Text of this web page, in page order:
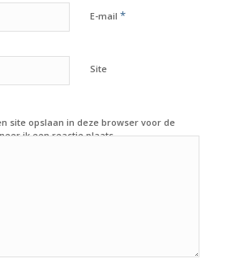
E-mail *
Site
site opslaan in deze browser voor de
ik een reactie plaats.